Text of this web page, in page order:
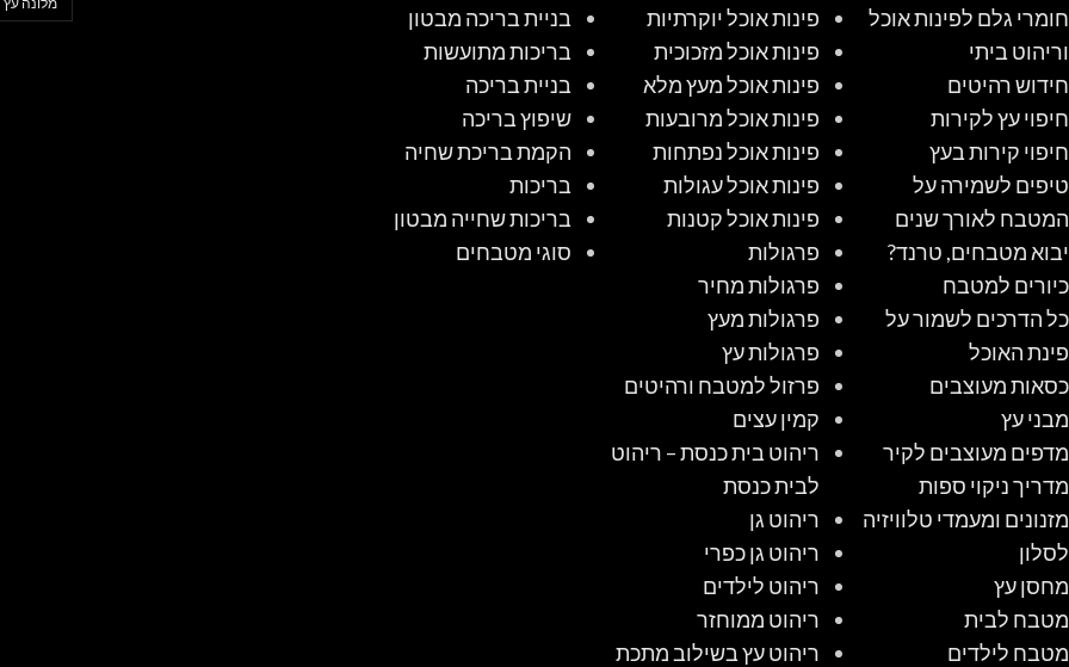
חומרי גלם לפינות אוכל
וריהוט ביתי
חידוש רהיטים
חיפוי עץ לקירות
חיפוי קירות בעץ
טיפים לשמירה על
המטבח לאורך שנים
יבוא מטבחים, טרנד?
כיורים למטבח
כל הדרכים לשמור על
פינת האוכל
כסאות מעוצבים
מבני עץ
מדפים מעוצבים לקיר
מדריך ניקוי ספות
מזנונים ומעמדי טלוויזיה
לסלון
מחסן עץ
מטבח לבית
מטבח לילדים
פינות אוכל יוקרתיות
פינות אוכל מזכוכית
פינות אוכל מעץ מלא
פינות אוכל מרובעות
פינות אוכל נפתחות
פינות אוכל עגולות
פינות אוכל קטנות
פרגולות
פרגולות מחיר
פרגולות מעץ
פרגולות עץ
פרזול למטבח ורהיטים
קמין עצים
ריהוט בית כנסת – ריהוט
לבית כנסת
ריהוט גן
ריהוט גן כפרי
ריהוט לילדים
ריהוט ממוחזר
ריהוט עץ בשילוב מתכת
בניית בריכה מבטון
בריכות מתועשות
בניית בריכה
שיפוץ בריכה
הקמת בריכת שחיה
בריכות
בריכות שחייה מבטון
סוגי מטבחים